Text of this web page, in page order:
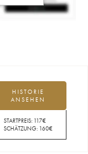
HISTORIE
ANSEHEN
STARTPREIS: 117€
SCHÄTZUNG: 160€